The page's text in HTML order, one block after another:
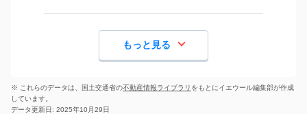
もっと見る
※ これらのデータは、国土交通省の不動産情報ライブラリ をもとにイエウール編集部が作成
しています。
データ更新日: 2025年10月29日